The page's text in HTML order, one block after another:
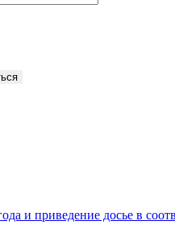
и приведение досье в